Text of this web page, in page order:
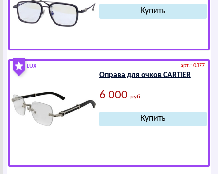
LUX арт.: 0377
Оправа для очков САRTIЕR
6 000 руб.